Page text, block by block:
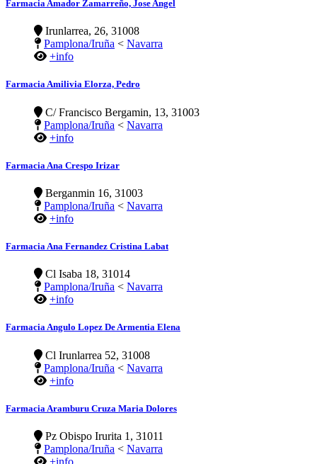
Farmacia Amador Zamarreño, Jose Angel
Irunlarrea, 26, 31008
Pamplona/Iruña < Navarra
+info
Farmacia Amilivia Elorza, Pedro
C/ Francisco Bergamin, 13, 31003
Pamplona/Iruña < Navarra
+info
Farmacia Ana Crespo Irizar
Berganmin 16, 31003
Pamplona/Iruña < Navarra
+info
Farmacia Ana Fernandez Cristina Labat
Cl Isaba 18, 31014
Pamplona/Iruña < Navarra
+info
Farmacia Angulo Lopez De Armentia Elena
Cl Irunlarrea 52, 31008
Pamplona/Iruña < Navarra
+info
Farmacia Aramburu Cruza Maria Dolores
Pz Obispo Irurita 1, 31011
Pamplona/Iruña < Navarra
+info